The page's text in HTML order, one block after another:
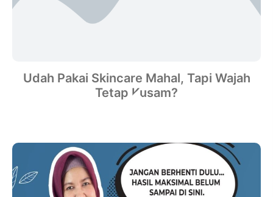
Udah Pakai Skincare Mahal, Tapi Wajah
Tetap Kusam?